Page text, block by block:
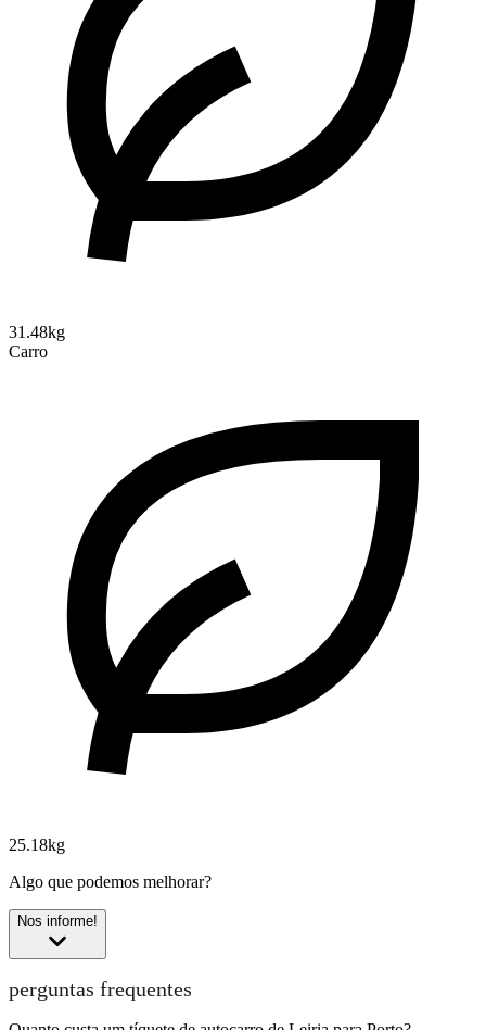
31.48kg
Carro
25.18kg
Algo que podemos melhorar?
Nos informe!
perguntas frequentes